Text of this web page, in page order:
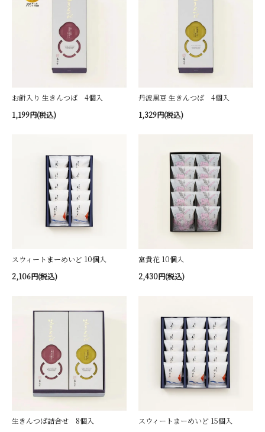
お餅入り 生きんつば 4個入
1,199円(税込)
丹波黒豆 生きんつば 4個入
1,329円(税込)
スウィートまーめいど 10個入
2,106円(税込)
富貴花 10個入
2,430円(税込)
生きんつば詰合せ 8個入
スウィートまーめいど 15個入